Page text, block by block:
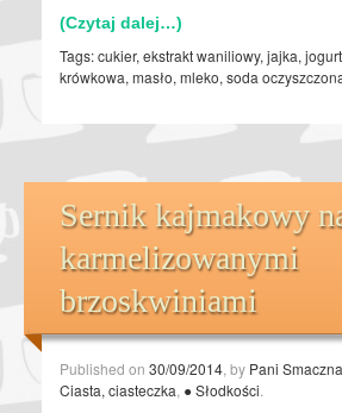
(Czytaj dalej…)
Tags:cukier, ekstrakt waniliowy, jajka, jogurt
krówkowa, masło, mleko, soda
Sernik kajmakowy
karmelizowanymi
brzoskwiniami
Published on 30/09/2014 , by Pani Smaczna
Ciasta, ciasteczka ● Słodkości